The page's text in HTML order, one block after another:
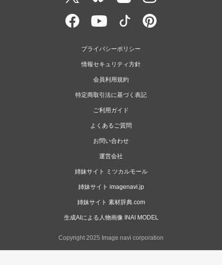
プライバシーポリシー
情報セキュリティ方針
会員利用規約
特定商取引法に基づく表記
ご利用ガイド
よくあるご質問
お問い合わせ
運営会社
姉妹サイト ミツカルモール
姉妹サイト imagenavi.jp
姉妹サイト 素材辞典.com
生成AIによる人物画像 INAI MODEL
Copyright 2025 Image navi corporation